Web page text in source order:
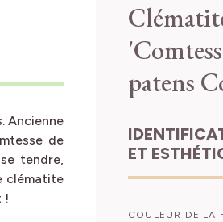
Ancienne
de
tendre,
clématite
!
patens
IDENTIFICATION
ET
COULEUR DE LA